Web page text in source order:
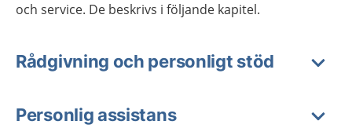
och service. De beskrivs i följande kapitel.
Rådgivning och personligt stöd
Personlig assistans